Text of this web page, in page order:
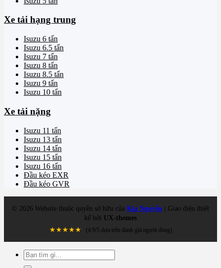
Xe tải hạng trung
Isuzu 6 tấn
Isuzu 6.5 tấn
Isuzu 7 tấn
Isuzu 8 tấn
Isuzu 8.5 tấn
Isuzu 9 tấn
Isuzu 10 tấn
Xe tải nặng
Isuzu 11 tấn
Isuzu 13 tấn
Isuzu 14 tấn
Isuzu 15 tấn
Isuzu 16 tấn
Đầu kéo EXR
Đầu kéo GVR
© 2026 Website thuộc quyền sở hữu của Kia Nguyễn | Giao diện thiết
kế bởi UX-themes
★★★★★
(4.9/5 dựa trên đánh giá người dùng)
Tìm
kiếm: